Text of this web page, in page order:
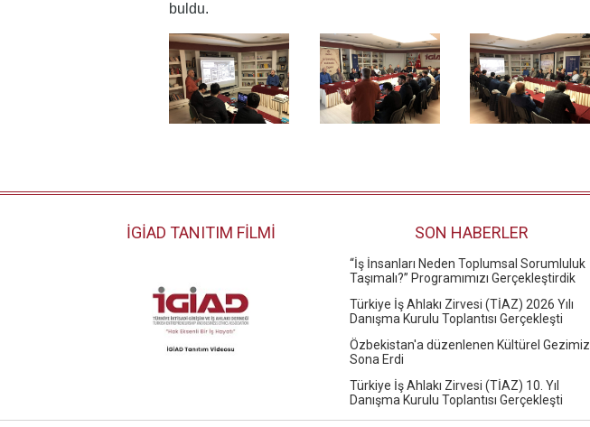
buldu.
İGİAD TANITIM FİLMİ SON HABERLER
“İş İnsanları Neden Toplumsal Sorumluluk
Taşımalı?” Programımızı Gerçekleştirdik
Türkiye İş Ahlakı Zirvesi (TİAZ) 2026 Yılı
Danışma Kurulu Toplantısı Gerçekleşti
Özbekistan'a düzenlenen Kültürel Gezimiz
Sona Erdi
Türkiye İş Ahlakı Zirvesi (TİAZ) 10. Yıl
Danışma Kurulu Toplantısı Gerçekleşti